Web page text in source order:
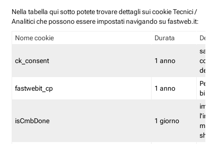
Nella tabella qui sotto potete trovare dettagli sui cookie Tecnici /
Analitici che possono essere impostati navigando su fastweb.it:
Nome cookie Durata
ck_consent 1 anno
salva
dei
fastwebit_cp 1 anno
isCmbDone 1 giorno
shp